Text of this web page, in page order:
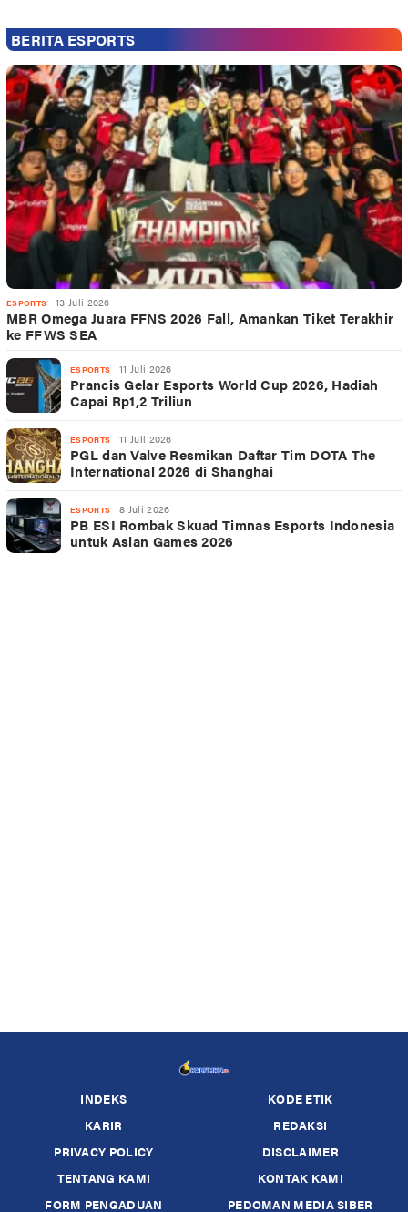
BERITA ESPORTS
ESPORTS 13 Juli 2026
MBR Omega Juara FFNS 2026 Fall, Amankan Tiket Terakhir
ke FFWS SEA
ESPORTS 11 Juli 2026
Prancis Gelar Esports World Cup 2026, Hadiah
Capai Rp1,2 Triliun
ESPORTS 11 Juli 2026
PGL dan Valve Resmikan Daftar Tim DOTA The
International 2026 di Shanghai
ESPORTS 8 Juli 2026
PB ESI Rombak Skuad Timnas Esports Indonesia
untuk Asian Games 2026
INDEKS
KODE ETIK
KARIR
REDAKSI
PRIVACY POLICY
DISCLAIMER
TENTANG KAMI
KONTAK KAMI
FORM PENGADUAN
PEDOMAN MEDIA SIBER